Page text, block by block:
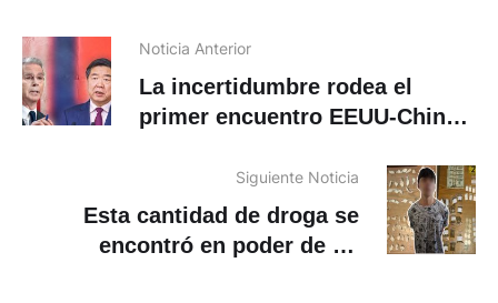
Noticia Anterior
La incertidumbre rodea el
primer encuentro EEUU-China
Siguiente Noticia
Esta cantidad de droga se
encontró en poder de un